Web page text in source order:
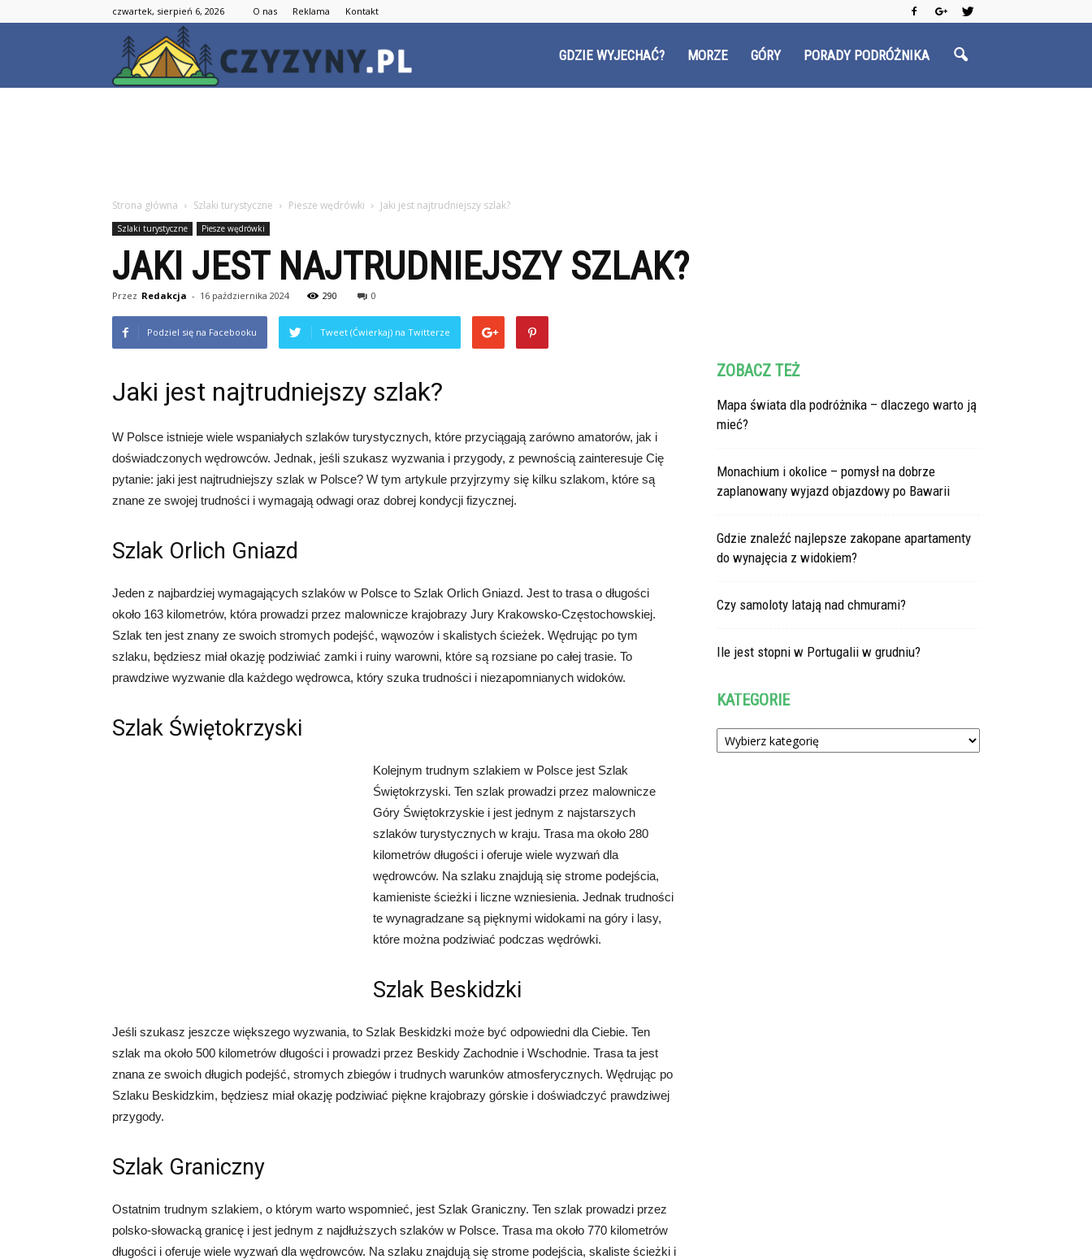
czwartek, sierpień 6, 2026 O nas Reklama Kontakt
GDZIE WYJECHAĆ? MORZE GÓRY PORADY PODRÓŻNIKA
Strona główna Szlaki turystyczne Piesze wędrówki Jaki jest najtrudniejszy szlak?
Szlaki turystyczne Piesze wędrówki
JAKI JEST NAJTRUDNIEJSZY SZLAK?
Przez Redakcja - 16 października 2024 290 0
Podziel się na Facebooku Tweet (Ćwierkaj) na Twitterze
Jaki jest najtrudniejszy szlak?
W Polsce istnieje wiele wspaniałych szlaków turystycznych, które przyciągają zarówno amatorów, jak i
doświadczonych wędrowców. Jednak, jeśli szukasz wyzwania i przygody, z pewnością zainteresuje Cię
pytanie: jaki jest najtrudniejszy szlak w Polsce? W tym artykule przyjrzymy się kilku szlakom, które są
znane ze swojej trudności i wymagają odwagi oraz dobrej kondycji fizycznej.
Szlak Orlich Gniazd
Jeden z najbardziej wymagających szlaków w Polsce to Szlak Orlich Gniazd. Jest to trasa o długości
około 163 kilometrów, która prowadzi przez malownicze krajobrazy Jury Krakowsko-Częstochowskiej.
Szlak ten jest znany ze swoich stromych podejść, wąwozów i skalistych ścieżek. Wędrując po tym
szlaku, będziesz miał okazję podziwiać zamki i ruiny warowni, które są rozsiane po całej trasie. To
prawdziwe wyzwanie dla każdego wędrowca, który szuka trudności i niezapomnianych widoków.
Szlak Świętokrzyski
Kolejnym trudnym szlakiem w Polsce jest Szlak
Świętokrzyski. Ten szlak prowadzi przez malownicze
Góry Świętokrzyskie i jest jednym z najstarszych
szlaków turystycznych w kraju. Trasa ma około 280
kilometrów długości i oferuje wiele wyzwań dla
wędrowców. Na szlaku znajdują się strome podejścia,
kamieniste ścieżki i liczne wzniesienia. Jednak trudności
te wynagradzane są pięknymi widokami na góry i lasy,
które można podziwiać podczas wędrówki.
Szlak Beskidzki
Jeśli szukasz jeszcze większego wyzwania, to Szlak Beskidzki może być odpowiedni dla Ciebie. Ten
szlak ma około 500 kilometrów długości i prowadzi przez Beskidy Zachodnie i Wschodnie. Trasa ta jest
znana ze swoich długich podejść, stromych zbiegów i trudnych warunków atmosferycznych. Wędrując po
Szlaku Beskidzkim, będziesz miał okazję podziwiać piękne krajobrazy górskie i doświadczyć prawdziwej
przygody.
Szlak Graniczny
Ostatnim trudnym szlakiem, o którym warto wspomnieć, jest Szlak Graniczny. Ten szlak prowadzi przez
polsko-słowacką granicę i jest jednym z najdłuższych szlaków w Polsce. Trasa ma około 770 kilometrów
długości i oferuje wiele wyzwań dla wędrowców. Na szlaku znajdują się strome podejścia, skaliste ścieżki i
ZOBACZ TEŻ
Mapa świata dla podróżnika – dlaczego warto ją
mieć?
Monachium i okolice – pomysł na dobrze
zaplanowany wyjazd objazdowy po Bawarii
Gdzie znaleźć najlepsze zakopane apartamenty
do wynajęcia z widokiem?
Czy samoloty latają nad chmurami?
Ile jest stopni w Portugalii w grudniu?
KATEGORIE
Kategorie